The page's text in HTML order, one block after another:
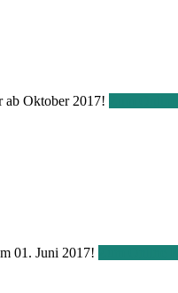
ab Oktober 2017!
01. Juni 2017!